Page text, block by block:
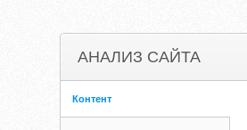
АНАЛИЗ САЙТА
Контент